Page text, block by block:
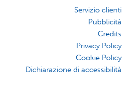
Servizio clienti
Pubblicità
Credits
Privacy Policy
Cookie Policy
Dichiarazione di accessibilità